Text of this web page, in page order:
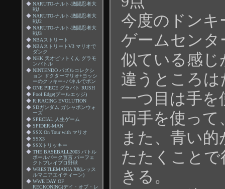
◆ NARUTO-ナルト-激闘忍者大
戦!
◆ NARUTO-ナルト-激闘忍者大
戦!2
◆ NARUTO-ナルト-激闘忍者大
戦!3
◆ NBAストリート
◆ NBAストリートV3 マリオで
ダンク
◆ NHK 天才ビットくん グラモ
ンバトル
◆ NINTENDO パズルコレクシ
ョン ドクターマリオ+ヨッシ
ーのクッキー+パネルでポン
◆ ONE PIECE グラバト RUSH
◆ Pool Edge(プールエッジ)
◆ R:RACING EVOLUTION
◆ SDガンダム ガシャポンウォ
ーズ
◆ SPECIAL 人生ゲーム
◆ SPIDER-MAN
◆ SSX On Tour with マリオ
◆ SSX3
◆ SSXトリッキー
◆ THE BASEBALL2003 バトル
ボールパーク宣言 パーフェ
クトプレイプロ野球
◆ WRESTLEMANIA X8(レッス
ルマニアエイティーン)
◆ WWE DAY OF
RECKONING(デイ・オブ・レ
今度のドン
ゲームセン
似ている感じ
違うところ
一つ目は手を
両手を使っ
また、青い
たたくこと
きる。